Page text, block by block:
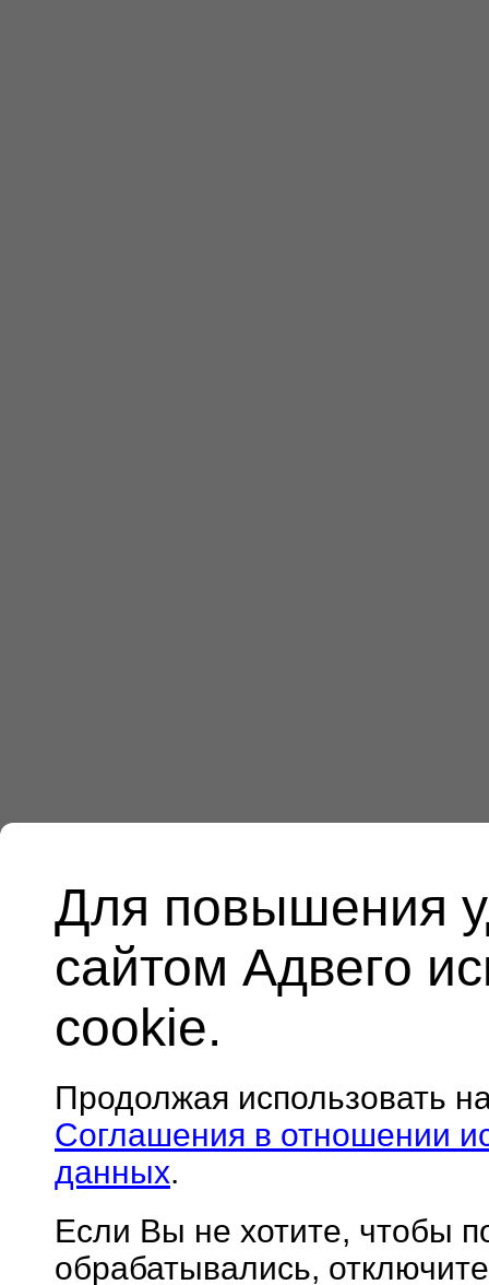
Для повышения
сайтом Адвего
cookie.
Продолжая использовать
Соглашения в отношении
данных.
Если Вы не хотите, чтобы
обрабатывались,